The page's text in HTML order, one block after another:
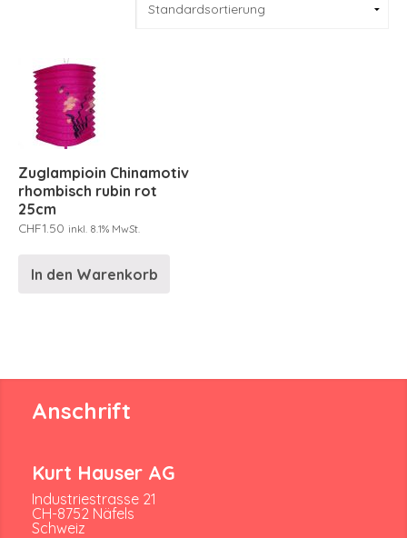
Zuglampioin Chinamotiv
rhombisch rubin rot
25cm
CHF1.50 inkl. 8.1% MwSt.
In den Warenkorb
Anschrift
Kurt Hauser AG
Industriestrasse 21
CH-8752 Näfels
Schweiz